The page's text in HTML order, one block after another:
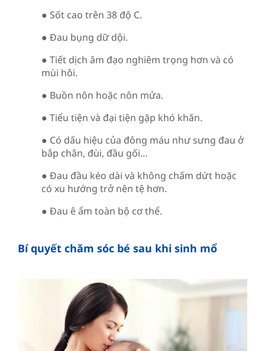
● Sốt cao trên 38 độ C.
● Đau bụng dữ dội.
● Tiết dịch âm đạo nghiêm trọng hơn và có
mùi hôi.
● Buồn nôn hoặc nôn mửa.
● Tiểu tiện và đại tiện gặp khó khăn.
● Có dấu hiệu của đông máu như sưng đau ở
bắp chân, đùi, đầu gối…
● Đau đầu kéo dài và không chấm dứt hoặc
có xu hướng trở nên tệ hơn.
● Đau ê ẩm toàn bộ cơ thể.
Bí quyết chăm sóc bé sau khi sinh mổ